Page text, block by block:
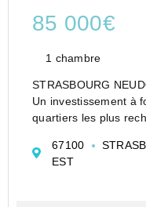
85 000€
1 chambre
STRASBOURG
Un investissement à
quartiers les plus
différence. À
appréciée Place...
67100
EST